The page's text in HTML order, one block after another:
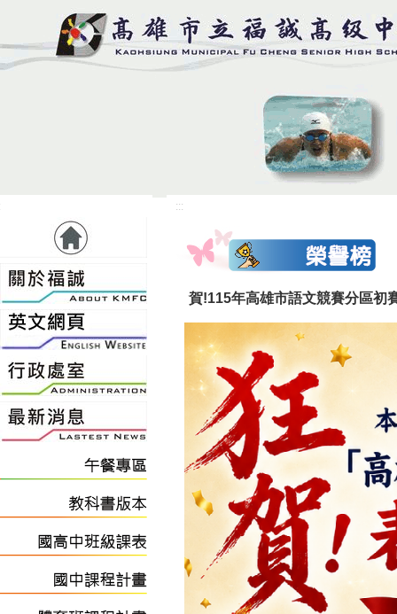
:::
賀!115年高雄市語文競賽分區初